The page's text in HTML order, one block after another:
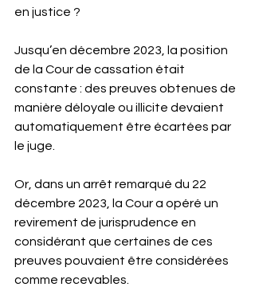
en justice ?
Jusqu’en décembre 2023, la position
de la Cour de cassation était
constante : des preuves obtenues de
manière déloyale ou illicite devaient
automatiquement être écartées par
le juge.
Or, dans un arrêt remarqué du 22
décembre 2023, la Cour a opéré un
revirement de jurisprudence en
considérant que certaines de ces
preuves pouvaient être considérées
comme recevables.